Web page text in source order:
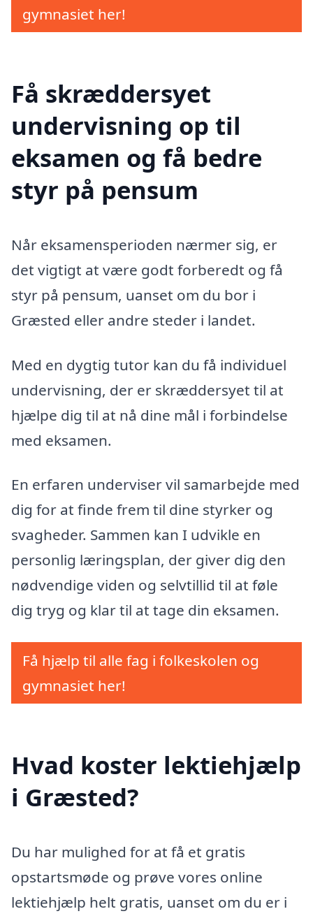
gymnasiet her!
Få skræddersyet
undervisning op til
eksamen og få bedre
styr på pensum
Når eksamensperioden nærmer sig, er
det vigtigt at være godt forberedt og få
styr på pensum, uanset om du bor i
Græsted eller andre steder i landet.
Med en dygtig tutor kan du få individuel
undervisning, der er skræddersyet til at
hjælpe dig til at nå dine mål i forbindelse
med eksamen.
En erfaren underviser vil samarbejde med
dig for at finde frem til dine styrker og
svagheder. Sammen kan I udvikle en
personlig læringsplan, der giver dig den
nødvendige viden og selvtillid til at føle
dig tryg og klar til at tage din eksamen.
Få hjælp til alle fag i folkeskolen og
gymnasiet her!
Hvad koster lektiehjælp
i Græsted?
Du har mulighed for at få et gratis
opstartsmøde og prøve vores online
lektiehjælp helt gratis, uanset om du er i